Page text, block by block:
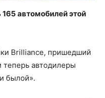
автомобилей этой
Brilliance, пришедший
теперь автодилеры
былой».